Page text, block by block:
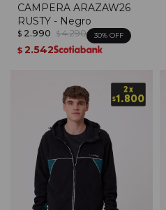
CAMPERA ARAZAW26
RUSTY - Negro
$ 2.990 $ 4.290 30
$ 2.542